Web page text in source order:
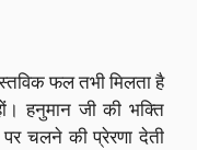
फल तभी मिलता है
हनुमान जी की भक्ति
चलने की प्रेरणा देती